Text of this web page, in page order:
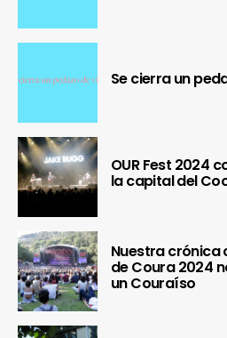
Se cierra un
OUR Fest 2024
la capital del
Nuestra crónica
de Coura 2024
un Couraíso